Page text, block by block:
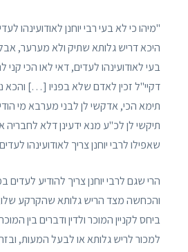
"מיהו כי לא בעי רבי יוחנן לאודועינהו
היכא דריש גלותא שתיק ולא מערער,
בעי לאודועינהו לעדים, דאי לאו הכי
דקיי"ל זכין לאדם שלא בפניו […]
תימא הכי, אדקשי לן לבני מערבא מי
תיקשי לן לכ"ע מנא ידעינן דלא לחבריה
שאפילו לרבי יוחנן צריך לאודועינהו
הרי שגם לרבי יוחנן צריך להודיע
והכחשה מצד הריש גלותא שהקרקע שלו,
ביחס לקניין המוכר ולדין ודברים בין
למכור לריש גלותא או לבעל המעות, ובזה